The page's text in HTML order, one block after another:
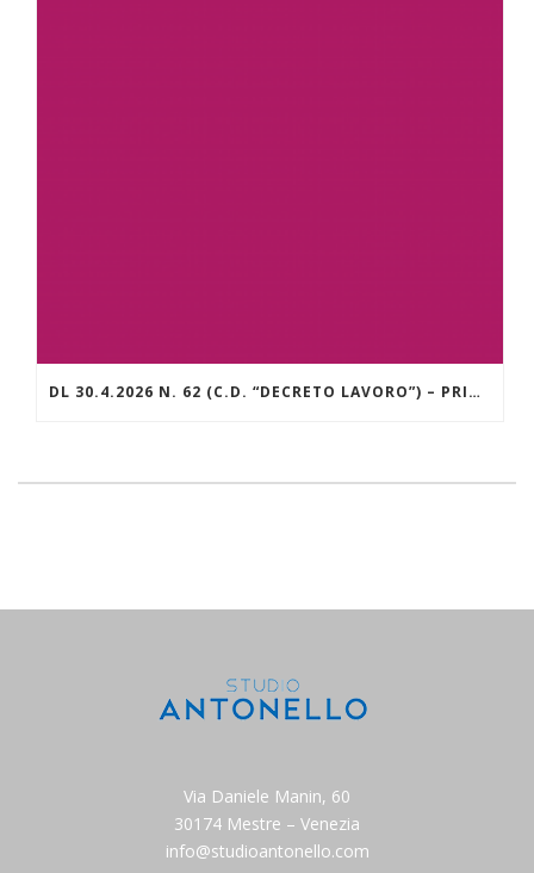
DL 30.4.2026 N. 62 (C.D. “DECRETO LAVORO”) – PRINCIPALI NOVITÀ APPORTATE IN SEDE DI CONVERSIONE NELLA L. 25.6.2026 N. 112
Via Daniele Manin, 60
30174 Mestre – Venezia
info@studioantonello.com